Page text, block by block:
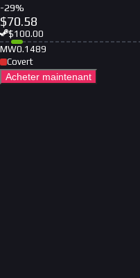
-29%
$70.58
$100.00
MW0.1489
Covert
Acheter maintenant